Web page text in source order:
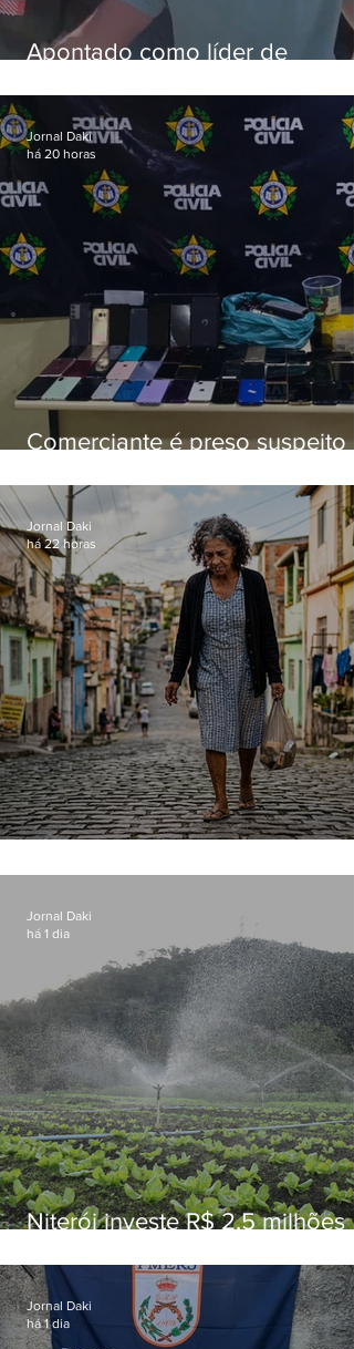
Apontado como líder de
aposentados é preso
Comerciante é preso suspeito
loja
Jornal Daki
há 20 horas
Jornal Daki
há 22 horas
Niterói investe R$ 2,5 milhões
familiar para merenda escolar
Jornal Daki
há 1 dia
Jornal Daki
há 1 dia